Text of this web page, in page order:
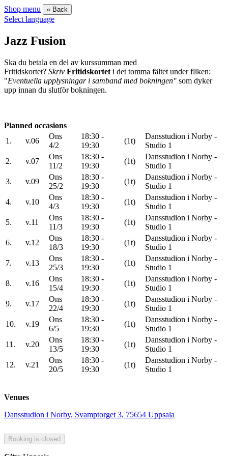
Shop menu « Back
Select language
Jazz Fusion
Ska du betala en del av kurssumman med
Fritidskortet? Skriv Fritidskortet i det tomma fältet under fliken:
"Eventuella upplysningar i samband med bokningen" som dyker
upp innan du slutför bokningen.
Planned occasions
1.
v.06
Ons
4/2
18:30 -
19:30
(1t)
Dansstudion i Norby -
Studio 1
2.
v.07
Ons
11/2
18:30 -
19:30
(1t)
Dansstudion i Norby -
Studio 1
3.
v.09
Ons
25/2
18:30 -
19:30
(1t)
Dansstudion i Norby -
Studio 1
4.
v.10
Ons
4/3
18:30 -
19:30
(1t)
Dansstudion i Norby -
Studio 1
5.
v.11
Ons
11/3
18:30 -
19:30
(1t)
Dansstudion i Norby -
Studio 1
6.
v.12
Ons
18/3
18:30 -
19:30
(1t)
Dansstudion i Norby -
Studio 1
7.
v.13
Ons
25/3
18:30 -
19:30
(1t)
Dansstudion i Norby -
Studio 1
8.
v.16
Ons
15/4
18:30 -
19:30
(1t)
Dansstudion i Norby -
Studio 1
9.
v.17
Ons
22/4
18:30 -
19:30
(1t)
Dansstudion i Norby -
Studio 1
10.
v.19
Ons
6/5
18:30 -
19:30
(1t)
Dansstudion i Norby -
Studio 1
11.
v.20
Ons
13/5
18:30 -
19:30
(1t)
Dansstudion i Norby -
Studio 1
12.
v.21
Ons
20/5
18:30 -
19:30
(1t)
Dansstudion i Norby -
Studio 1
Venues
Dansstudion i Norby, Svamptorget 3, 75654 Uppsala